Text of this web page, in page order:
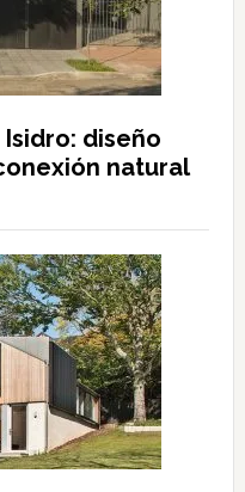
Isidro: diseño
natural